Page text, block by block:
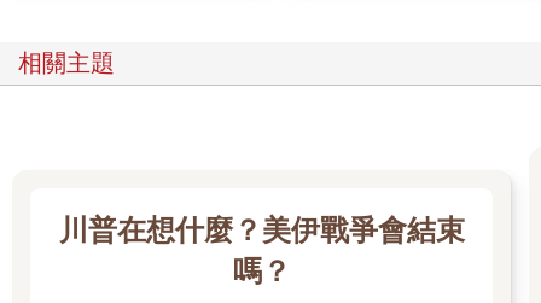
相關主題
川普在想什麼？美伊戰爭會結束
嗎？